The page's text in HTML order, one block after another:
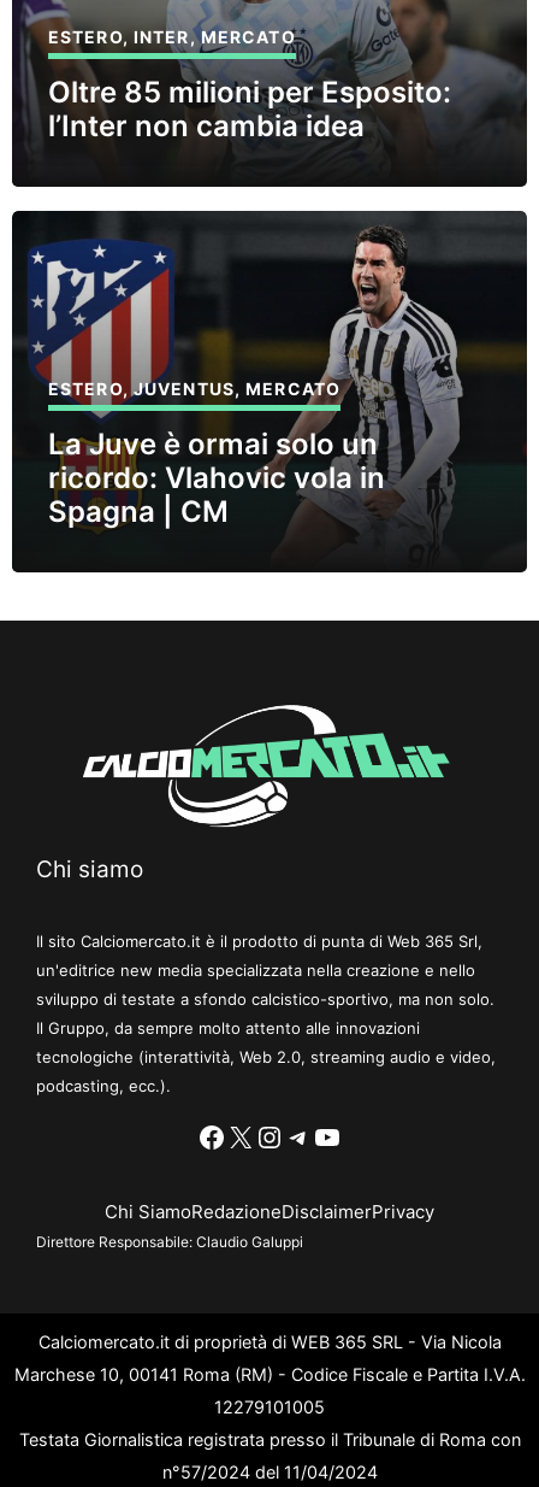
ESTERO, INTER,MERCATO
Oltre 85 milioni per Esposito:
l’Inter non cambia idea
ESTERO, JUVENTUS,MERCATO
La Juve è ormai solo un
ricordo: Vlahovic vola in
Spagna | CM
Chi siamo
Il sito Calciomercato.it è il prodotto di punta di Web 365 Srl,
un'editrice new media specializzata nella creazione e nello
sviluppo di testate a sfondo calcistico-sportivo, ma non solo.
Il Gruppo, da sempre molto attento alle innovazioni
tecnologiche (interattività, Web 2.0, streaming audio e video,
podcasting, ecc.).
Facebook
X Instagram
Telegram
YouTube
Chi SiamoRedazioneDisclaimerPrivacy
Direttore Responsabile: Claudio Galuppi
Calciomercato.it di proprietà di WEB 365 SRL - Via Nicola
Marchese 10, 00141 Roma (RM) - Codice Fiscale e Partita I.V.A.
12279101005
Testata Giornalistica registrata presso il Tribunale di Roma con
n°57/2024 del 11/04/2024